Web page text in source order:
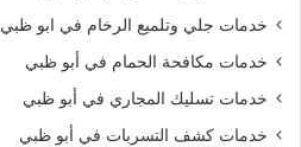
خدمات جلي وتلميع الرخام في ابو ظبي
خدمات مكافحة الحمام في أبو ظبي
خدمات تسليك المجاري في أبو ظبي
خدمات كشف التسربات في أبو ظبي